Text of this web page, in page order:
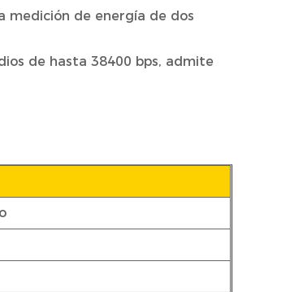
medición de energía de dos
de hasta 38400 bps, admite